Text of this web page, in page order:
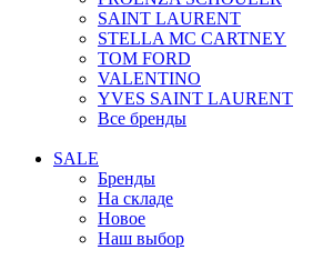
SAINT LAURENT
STELLA MC CARTNEY
TOM FORD
VALENTINO
YVES SAINT LAURENT
Все бренды
SALE
Бренды
На складе
Новое
Наш выбор